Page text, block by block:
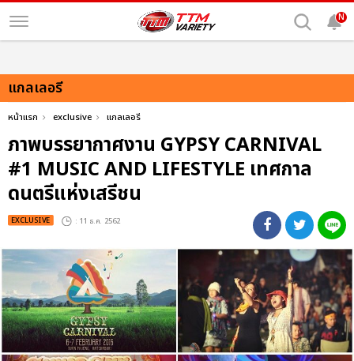
N
แกลเลอรี
หน้าแรก exclusive แกลเลอรี
ภาพบรรยากาศงาน GYPSY CARNIVAL
#1 MUSIC AND LIFESTYLE เทศกาล
ดนตรีแห่งเสรีชน
EXCLUSIVE : 11 ธ.ค. 2562